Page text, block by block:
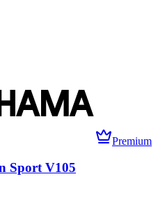
Premium
Sport V105